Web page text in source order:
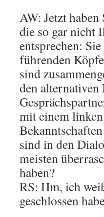
AW: Jetzt
die so gar nicht
entsprechen:
führenden
sind
den alternativen
mit einem
sind in den
meisten
haben?
RS: Hm, ich
geschlossen